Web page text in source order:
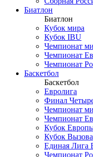
Биатлон
Биатлон
Кубок мира
Кубок IBU
Чемпионат
Чемпионат
Чемпионат
Баскетбол
Баскетбол
Евролига
Финал
Чемпионат
Чемпионат
Кубок
Кубок Вызова
Единая Лига
Чемпионат